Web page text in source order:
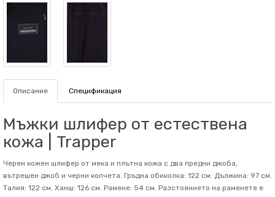
Описание Спецификация
Мъжки шлифер от естествена
кожа | Trapper
Черен кожен шлифер от мека и плътна кожа с два предни джоба,
вътрешен джоб и черни копчета. Гръдна обиколка: 122 см. Дължина: 97 см.
Талия: 122 см. Ханш: 126 см. Рамене: 54 см. Разстоянието на раменете е